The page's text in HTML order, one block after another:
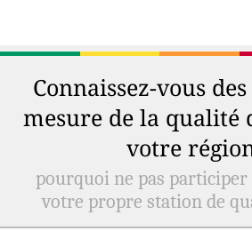
Connaissez-vous
mesure de la qualité
votre
pourquoi ne pas participer
votre propre station de